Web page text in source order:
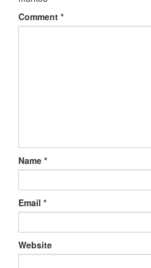
Comment *
Name *
Email *
Website